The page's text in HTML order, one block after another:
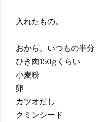
入れたもの。
おから、いつもの半分
ひき肉150gくらい
小麦粉
卵
カツオだし
クミンシード